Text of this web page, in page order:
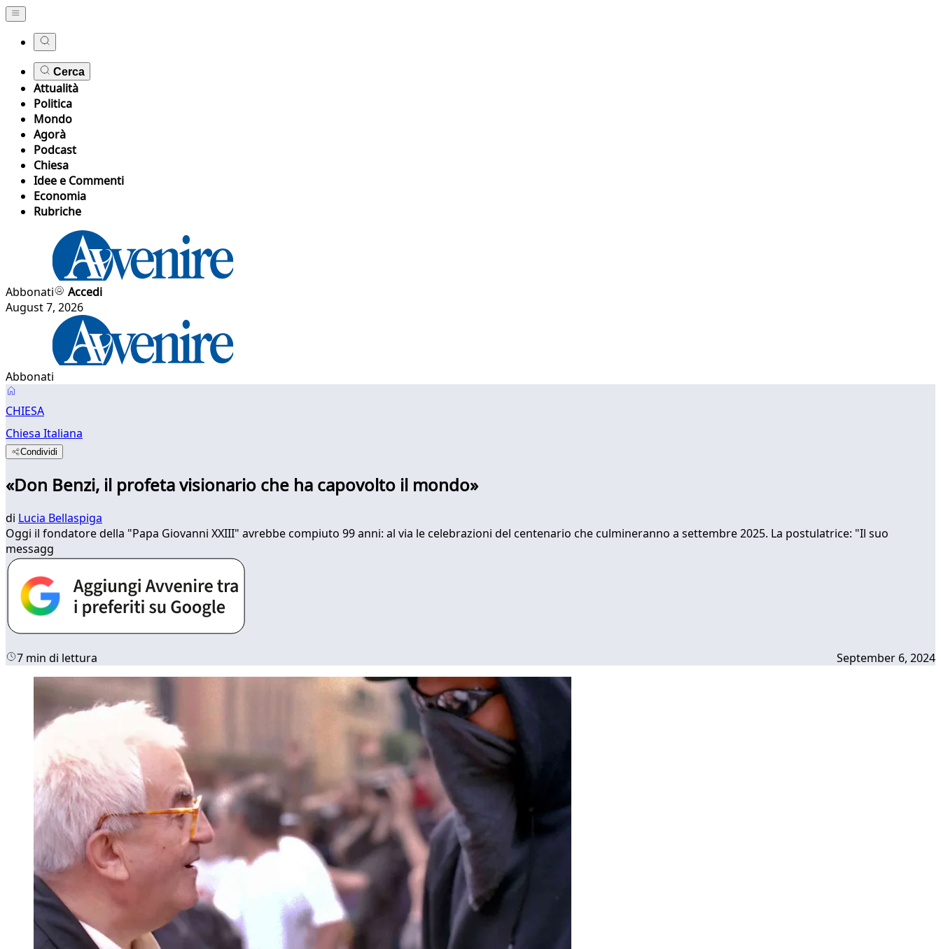
Cerca
Attualità
Politica
Mondo
Agorà
Podcast
Chiesa
Idee e Commenti
Economia
Rubriche
Abbonati
Accedi
August 7, 2026
Abbonati
CHIESA
Chiesa Italiana
Condividi
«Don Benzi, il profeta visionario che ha capovolto il mondo»
di Lucia Bellaspiga
Oggi il fondatore della "Papa Giovanni XXIII" avrebbe compiuto 99 anni: al via le celebrazioni del centenario che culmineranno a settembre 2025. La postulatrice: "Il suo
messagg
7 min di lettura September 6, 2024